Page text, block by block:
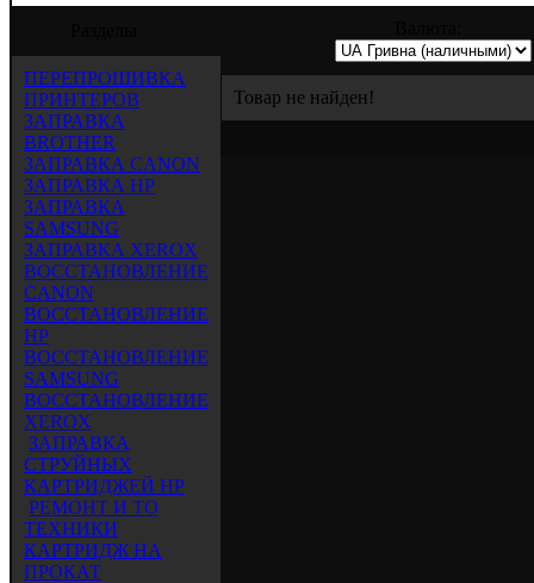
ПЕРЕПРОШИВКА
ПРИНТЕРОВ
ЗАПРАВКА
BROTHER
ЗАПРАВКА CANON
ЗАПРАВКА HP
ЗАПРАВКА
SAMSUNG
ЗАПРАВКА XEROX
ВОССТАНОВЛЕНИЕ
CANON
ВОССТАНОВЛЕНИЕ
HP
ВОССТАНОВЛЕНИЕ
SAMSUNG
ВОССТАНОВЛЕНИЕ
XEROX
ЗАПРАВКА
СТРУЙНЫХ
КАРТРИДЖЕЙ HP
РЕМОНТ И ТО
ТЕХНИКИ
КАРТРИДЖ НА
ПРОКАТ
Товар не найден!